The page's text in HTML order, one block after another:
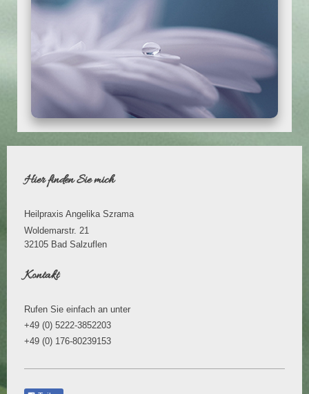
Hier finden Sie mich
Heilpraxis Angelika Szrama
Woldemarstr. 21
32105 Bad Salzuflen
Kontakt
Rufen Sie einfach an unter
+49 (0) 5222-3852203
+49 (0) 176-80239153